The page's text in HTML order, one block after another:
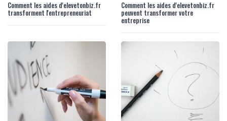
Comment les aides d'elevetonbiz.fr
transforment l'entrepreneuriat
Comment les aides d'elevetonbiz.fr
peuvent transformer votre
entreprise